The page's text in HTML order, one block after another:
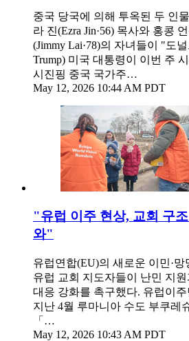
중국 당국에 의해 투옥된 두 인
라 진(Ezra Jin·56) 목사와 홍콩
(Jimmy Lai·78)의 자녀들이 "도
Trump) 미국 대통령이 이번 주
시진핑 중국 국가주…
May 12, 2026 10:44 AM PDT
"유럽 이주 현상, 교회 구
와"
유럽연합(EU)의 새로운 이민·
유럽 교회 지도자들이 난민 지
대응 강화를 촉구했다. 유럽이
지난 4월 루마니아 수도 부쿠레
「…
May 12, 2026 10:43 AM PDT